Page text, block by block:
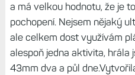
a má velkou hodnotu, že je
pochopení. Nejsem nějaký
ale celkem dost využívám
alespoň jedna aktivita, hrála
43mm dva a půl